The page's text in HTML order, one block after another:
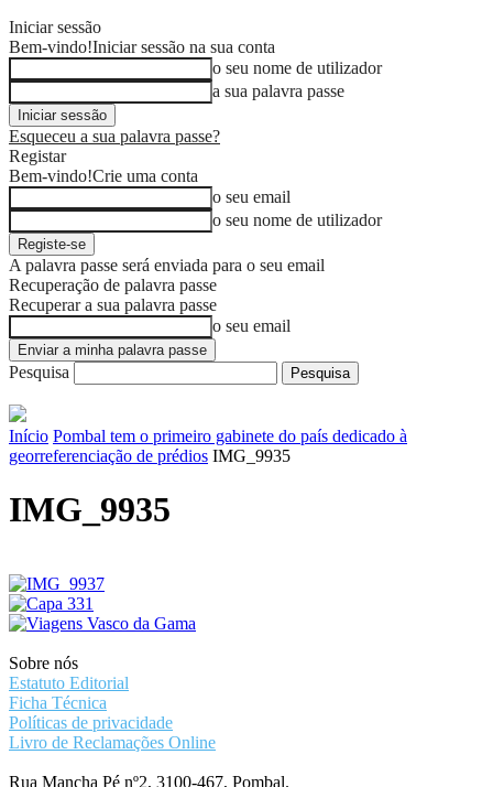
Iniciar sessão
Bem-vindo!Iniciar sessão na sua conta
o seu nome de utilizador
a sua palavra passe
Esqueceu a sua palavra passe?
Registar
Bem-vindo!Crie uma conta
o seu email
o seu nome de utilizador
A palavra passe será enviada para o seu email
Recuperação de palavra passe
Recuperar a sua palavra passe
o seu email
Pesquisa
Início Pombal tem o primeiro gabinete do país dedicado à
georreferenciação de prédios IMG_9935
IMG_9935
Sobre nós
Estatuto Editorial
Ficha Técnica
Políticas de privacidade
Livro de Reclamações Online
Rua Mancha Pé nº2, 3100-467, Pombal.